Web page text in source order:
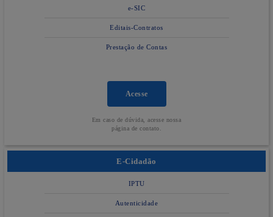
e-SIC
Editais-Contratos
Prestação de Contas
Acesse
Em caso de dúvida, acesse nossa
página de contato.
E-Cidadão
IPTU
Autenticidade